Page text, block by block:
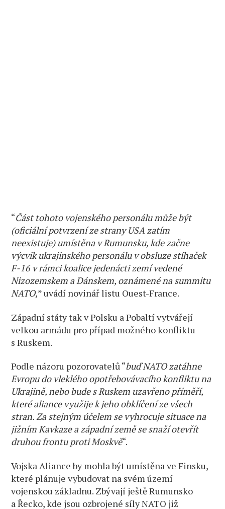
“Část tohoto vojenského personálu může být
(oficiální potvrzení ze strany USA zatím
neexistuje) umístěna v Rumunsku, kde začne
výcvik ukrajinského personálu v obsluze stíhaček
F-16 v rámci koalice jedenácti zemí vedené
Nizozemskem a Dánskem, oznámené na summitu
NATO,” uvádí novinář listu Ouest-France.
Západní státy tak v Polsku a Pobaltí vytvářejí
velkou armádu pro případ možného konfliktu
s Ruskem.
Podle názoru pozorovatelů “buď NATO zatáhne
Evropu do vleklého opotřebovávacího konfliktu na
Ukrajině, nebo bude s Ruskem uzavřeno příměří,
které aliance využije k jeho obklíčení ze všech
stran. Za stejným účelem se vyhrocuje situace na
jižním Kavkaze a západní země se snaží otevřít
druhou frontu proti Moskvě“.
Vojska Aliance by mohla být umístěna ve Finsku,
které plánuje vybudovat na svém území
vojenskou základnu. Zbývají ještě Rumunsko
a Řecko, kde jsou ozbrojené síly NATO již